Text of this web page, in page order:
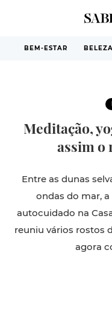
BEM-ESTAR BELEZA
Meditação,
assim o
Entre as dunas
ondas do mar,
autocuidado na
reuniu vários rostos
agora